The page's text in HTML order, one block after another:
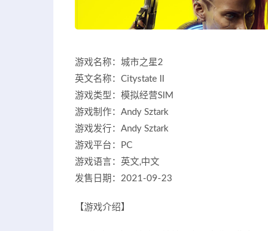
游戏名称：城市之星2
英文名称：Citystate II
游戏类型：模拟经营SIM
游戏制作：Andy Sztark
游戏发行：Andy Sztark
游戏平台：PC
游戏语言：英文,中文
发售日期：2021-09-23
【游戏介绍】